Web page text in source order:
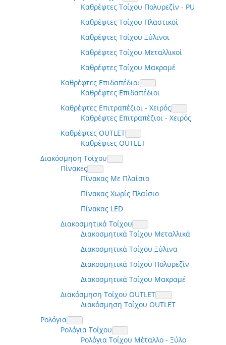
Καθρέφτες Τοίχου Πολυρεζίν - PU
Καθρέφτες Τοίχου Πλαστικοί
Καθρέφτες Τοίχου Ξύλινοι
Καθρέφτες Τοίχου Μεταλλικοί
Καθρέφτες Τοίχου Μακραμέ
Καθρέφτες Επιδαπέδιοι
Καθρέφτες Επιδαπέδιοι
Καθρέφτες Επιτραπέζιοι - Χειρός
Καθρέφτες Επιτραπέζιοι - Χειρός
Καθρέφτες OUTLET
Καθρέφτες OUTLET
Διακόσμηση Τοίχου
Πίνακες
Πίνακας Με Πλαίσιο
Πίνακας Χωρίς Πλαίσιο
Πίνακας LED
Διακοσμητικά Τοίχου
Διακοσμητικά Τοίχου Μεταλλικά
Διακοσμητικά Τοίχου Ξύλινα
Διακοσμητικά Τοίχου Πολυρεζίν
Διακοσμητικά Τοίχου Μακραμέ
Διακόσμηση Τοίχου OUTLET
Διακόσμηση Τοίχου OUTLET
Ρολόγια
Ρολόγια Τοίχου
Ρολόγια Τοίχου Μέταλλο - Ξύλο